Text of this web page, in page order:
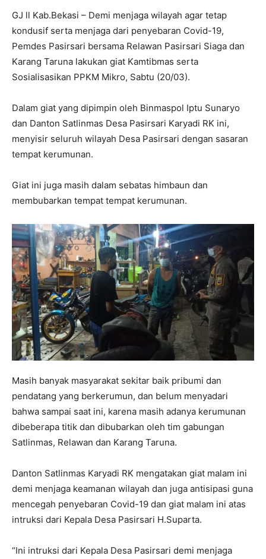
GJ ll Kab.Bekasi – Demi menjaga wilayah agar tetap
kondusif serta menjaga dari penyebaran Covid-19,
Pemdes Pasirsari bersama Relawan Pasirsari Siaga dan
Karang Taruna lakukan giat Kamtibmas serta
Sosialisasikan PPKM Mikro, Sabtu (20/03).
Dalam giat yang dipimpin oleh Binmaspol Iptu Sunaryo
dan Danton Satlinmas Desa Pasirsari Karyadi RK ini,
menyisir seluruh wilayah Desa Pasirsari dengan sasaran
tempat kerumunan.
Giat ini juga masih dalam sebatas himbaun dan
membubarkan tempat tempat kerumunan.
Masih banyak masyarakat sekitar baik pribumi dan
pendatang yang berkerumun, dan belum menyadari
bahwa sampai saat ini, karena masih adanya kerumunan
dibeberapa titik dan dibubarkan oleh tim gabungan
Satlinmas, Relawan dan Karang Taruna.
Danton Satlinmas Karyadi RK mengatakan giat malam ini
demi menjaga keamanan wilayah dan juga antisipasi guna
mencegah penyebaran Covid-19 dan giat malam ini atas
intruksi dari Kepala Desa Pasirsari H.Suparta.
“Ini intruksi dari Kepala Desa Pasirsari demi menjaga